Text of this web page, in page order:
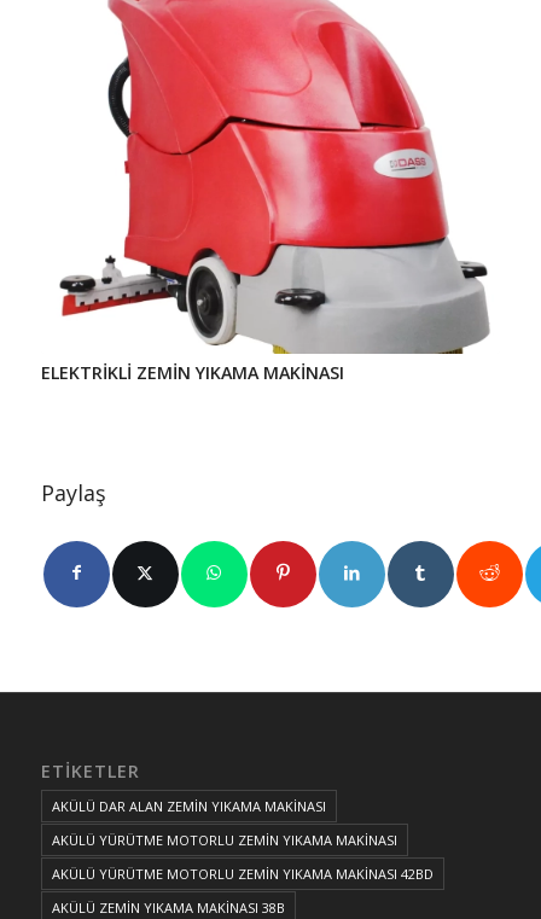
ELEKTRİKLİ ZEMİN YIKAMA MAKİNASI
Paylaş
ETIKETLER
AKÜLÜ DAR ALAN ZEMİN YIKAMA MAKİNASI
AKÜLÜ YÜRÜTME MOTORLU ZEMİN YIKAMA MAKİNASI
AKÜLÜ YÜRÜTME MOTORLU ZEMİN YIKAMA MAKİNASI 42BD
AKÜLÜ ZEMİN YIKAMA MAKİNASI 38B